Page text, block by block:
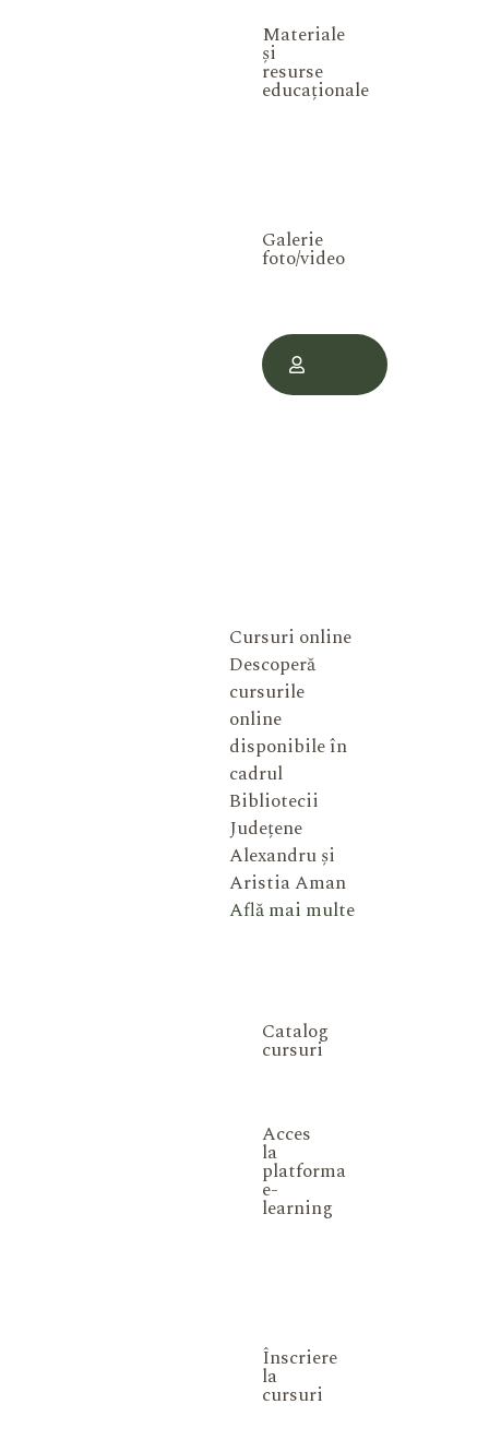
Materiale
și
resurse
educaționale
Galerie
foto/video
Cursuri online
Descoperă
cursurile
online
disponibile în
cadrul
Bibliotecii
Județene
Alexandru și
Aristia Aman
Află mai multe
Catalog
cursuri
Acces
la
platforma
e-
learning
Înscriere
la
cursuri